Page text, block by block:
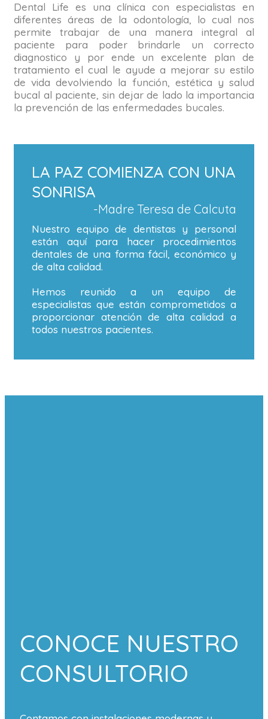
Dental Life es una clínica con especialistas en
diferentes áreas de la odontología, lo cual nos
permite trabajar de una manera integral al
paciente para poder brindarle un correcto
diagnostico y por ende un excelente plan de
tratamiento el cual le ayude a mejorar su estilo
de vida devolviendo la función, estética y salud
bucal al paciente, sin dejar de lado la importancia
la prevención de las enfermedades bucales.
LA PAZ COMIENZA CON UNA
SONRISA
-Madre Teresa de Calcuta
Nuestro equipo de dentistas y personal
están aquí para hacer procedimientos
dentales de una forma fácil, económico y
de alta calidad.
Hemos reunido a un equipo de
especialistas que están comprometidos a
proporcionar atención de alta calidad a
todos nuestros pacientes.
CONOCE NUESTRO
CONSULTORIO